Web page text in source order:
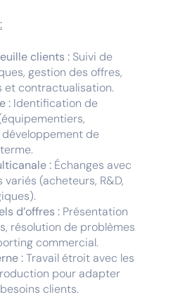
clients : Suivi de
gestion des offres,
et contractualisation.
: Identification de
de
: Échanges avec
(acheteurs, R&D,
d’offres : Présentation
résolution de problèmes
commercial.
:Travail étroit avec les
pour adapter
clients.